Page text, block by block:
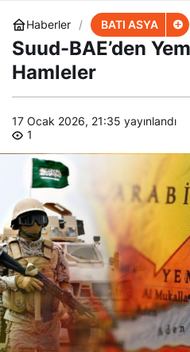
Haberler BATI ASYA
Suud-BAE’den
Hamleler
17 Ocak 2026, 21:35 yayınlandı
1